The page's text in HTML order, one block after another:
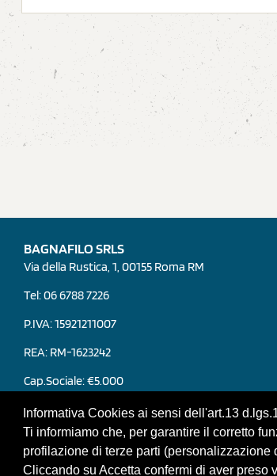
Informativa Cookies ai sensi dell'art.13
Ti informiamo che, per garantire il corretto
profilazione di terze parti (personalizzazione
Cliccando su Accetta confermi di aver
BAGNAFILO SRLS
Via della Rustica, 1, 00155 Roma RM
Tel: 06 6788 7226
P.IVA: 15921211007
REA: RM-1623242
Cap.Sociale: €5.000